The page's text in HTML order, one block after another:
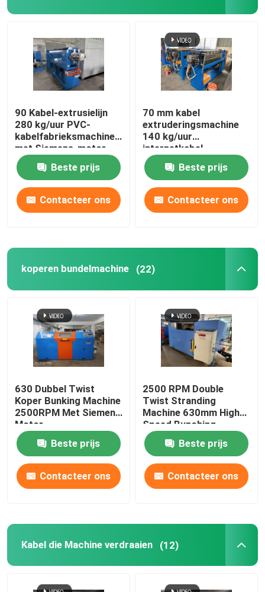
90 Kabel-extrusielijn
280 kg/uur PVC-
kabelfabrieksmachine
met Siemens-motor
Beste prijs
Contacteer ons
70 mm kabel
extruderingsmachine
140 kg/uur
internetkabel
productielijn
Beste prijs
Contacteer ons
koperen bundelmachine (22)
630 Dubbel Twist
Koper Bunking Machine
2500RPM Met Siemens
Motor
Beste prijs
Contacteer ons
2500 RPM Double
Twist Stranding
Machine 630mm High
Speed Bunching
Machine
Beste prijs
Contacteer ons
Kabel die Machine verdraaien (12)